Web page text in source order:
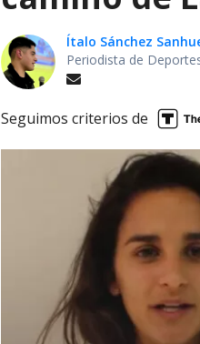
Ítalo Sánchez
Periodista de
Seguimos criterios de